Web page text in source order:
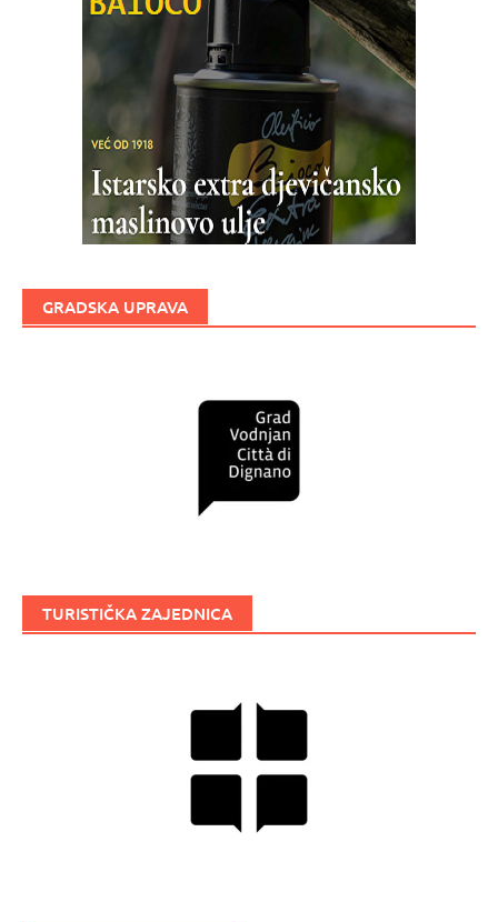
GRADSKA UPRAVA
TURISTIČKA ZAJEDNICA